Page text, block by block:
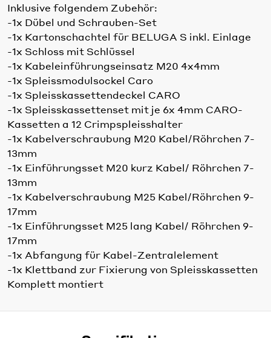
Inklusive folgendem Zubehör:
-1x Dübel und Schrauben-Set
-1x Kartonschachtel für BELUGA S inkl. Einlage
-1x Schloss mit Schlüssel
-1x Kabeleinführungseinsatz M20 4x4mm
-1x Spleissmodulsockel Caro
-1x Spleisskassettendeckel CARO
-1x Spleisskassettenset mit je 6x 4mm CARO-
Kassetten a 12 Crimpspleisshalter
-1x Kabelverschraubung M20 Kabel/Röhrchen 7-
13mm
-1x Einführungsset M20 kurz Kabel/ Röhrchen 7-
13mm
-1x Kabelverschraubung M25 Kabel/Röhrchen 9-
17mm
-1x Einführungsset M25 lang Kabel/ Röhrchen 9-
17mm
-1x Abfangung für Kabel-Zentralelement
-1x Klettband zur Fixierung von Spleisskassetten
Komplett montiert